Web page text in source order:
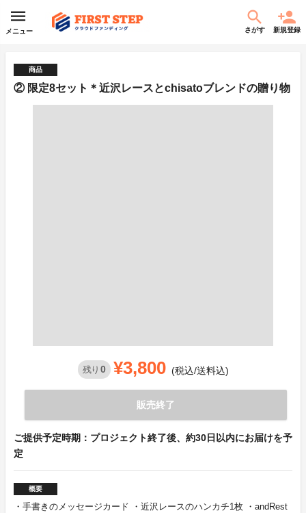
メニュー さがす 新規登録
商品
② 限定8セット＊近沢レースとchisatoブレンドの贈り物
残り 0 ¥3,800 (税込/送料込)
販売終了
ご提供予定時期：プロジェクト終了後、約30日以内にお届けを予
定
概要
・手書きのメッセージカード ・近沢レースのハンカチ1枚 ・andRest